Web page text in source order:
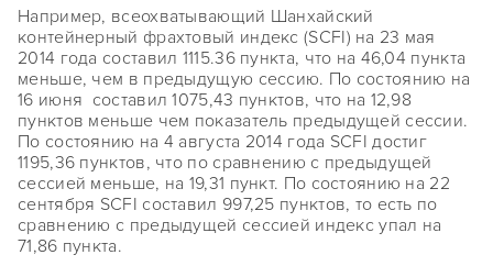
Например, всеохватывающий Шанхайский
контейнерный фрахтовый индекс (SCFI) на 23 мая
2014 года составил 1115.36 пункта, что на 46,04 пункта
меньше, чем в предыдущую сессию. По состоянию на
16 июня составил 1075,43 пунктов, что на 12,98
пунктов меньше чем показатель предыдущей сессии.
По состоянию на 4 августа 2014 года SCFI достиг
1195,36 пунктов, что по сравнению с предыдущей
сессией меньше, на 19,31 пункт. По состоянию на 22
сентября SCFI составил 997,25 пунктов, то есть по
сравнению с предыдущей сессией индекс упал на
71,86 пункта.